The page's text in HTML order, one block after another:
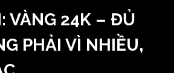
VÀNG 24K – ĐỦ
PHẢI VÌ NHIỀU,